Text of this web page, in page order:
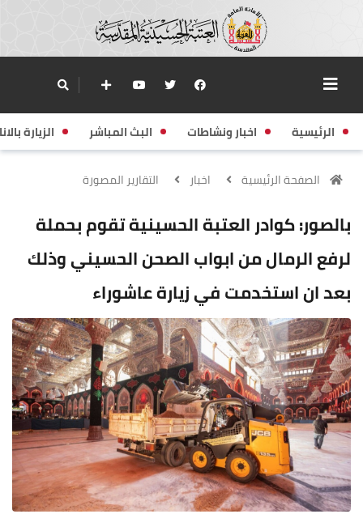
الرئيسية اخبار ونشاطات البث المباشر الزيارة
الصفحة الرئيسية اخبار التقارير المصورة
بالصور: كوادر العتبة الحسينية تقوم بحملة
لرفع الرمال من ابواب الصحن الحسيني وذلك
بعد ان استخدمت في زيارة عاشوراء